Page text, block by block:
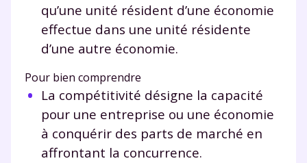
qu’une unité résident d’une économie
effectue dans une unité résidente
d’une autre économie.
Pour bien comprendre
La compétitivité désigne la capacité
pour une entreprise ou une économie
à conquérir des parts de marché en
affrontant la concurrence.